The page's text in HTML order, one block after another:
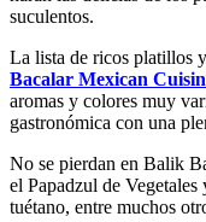
suculentos.
La lista de ricos platillos
Bacalar Mexican
aromas y colores muy
gastronómica con una
No se pierdan en Balik
el Papadzul de
tuétano, entre muchos